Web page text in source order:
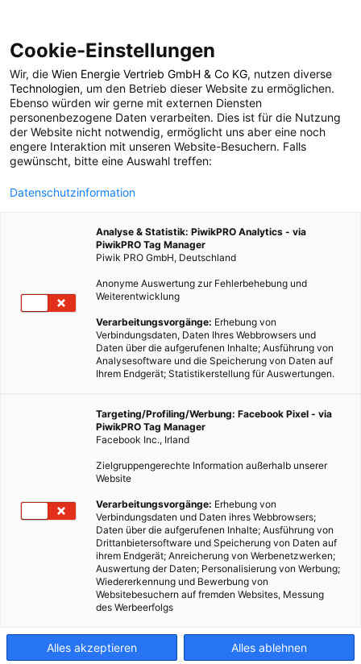
POSTS BY TAG
DIY Topf
1 BEITRAG
Cookie-Einstellungen
Wir, die Wien Energie Vertrieb GmbH & Co KG, nutzen diverse
Technologien, um den Betrieb dieser Website zu ermöglichen.
Ebenso würden wir gerne mit externen Diensten
personenbezogene Daten verarbeiten. Dies ist für die Nutzung
der Website nicht notwendig, ermöglicht uns aber eine noch
engere Interaktion mit unseren Website-Besuchern. Falls
gewünscht, bitte eine Auswahl treffen:
Datenschutzinformation
Analyse & Statistik: PiwikPRO Analytics - via
PiwikPRO Tag Manager
Piwik PRO GmbH, Deutschland
Anonyme Auswertung zur Fehlerbehebung und
Weiterentwicklung
Verarbeitungsvorgänge: Erhebung von
Verbindungsdaten, Daten Ihres Webbrowsers und
Daten über die aufgerufenen Inhalte; Ausführung von
Analysesoftware und die Speicherung von Daten auf
Ihrem Endgerät; Statistikerstellung für Auswertungen.
Targeting/Profiling/Werbung: Facebook Pixel - via
PiwikPRO Tag Manager
Facebook Inc., Irland
Zielgruppengerechte Information außerhalb unserer
Website
Verarbeitungsvorgänge: Erhebung von
Verbindungsdaten und Daten ihres Webbrowsers;
Daten über die aufgerufenen Inhalte; Ausführung von
Drittanbietersoftware und Speicherung von Daten auf
ihrem Endgerät; Anreicherung von Werbenetzwerken;
Auswertung der Daten; Personalisierung von Werbung;
Wiedererkennung und Bewerbung von
Websitebesuchern auf fremden Websites, Messung
des Werbeerfolgs
Alles akzeptieren Alles ablehnen